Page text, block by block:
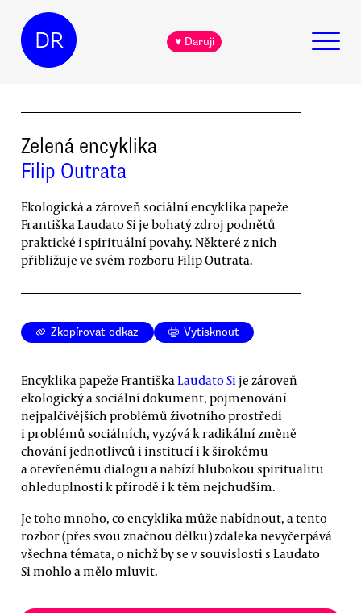
DR ♥ Daruji
Zelená encyklika
Filip Outrata
Ekologická a zároveň sociální encyklika papeže
Františka Laudato Si je bohatý zdroj podnětů
praktické i spirituální povahy. Některé z nich
přibližuje ve svém rozboru Filip Outrata.
Zkopírovat odkaz Vytisknout
Encyklika papeže Františka Laudato Si je zároveň
ekologický a sociální dokument, pojmenování
nejpalčivějších problémů životního prostředí
i problémů sociálních, vyzývá k radikální změně
chování jednotlivců i institucí i k širokému
a otevřenému dialogu a nabízí hlubokou spiritualitu
ohleduplnosti k přírodě i k těm nejchudším.
Je toho mnoho, co encyklika může nabídnout, a tento
rozbor (přes svou značnou délku) zdaleka nevyčerpává
všechna témata, o nichž by se v souvislosti s Laudato
Si mohlo a mělo mluvit.